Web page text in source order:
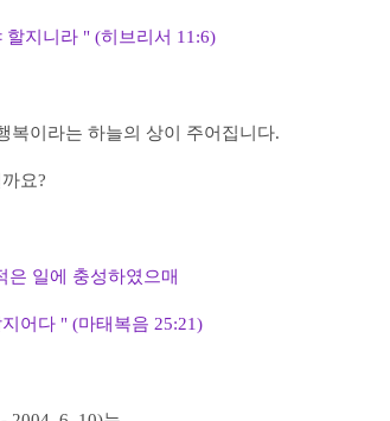
지니라 " (히브리서 11:6)
복이라는 하늘의 상이 주어집니다.
요?
은 일에 충성하였으매
어다 " (마태복음 25:21)